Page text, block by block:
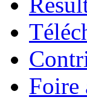
Foire